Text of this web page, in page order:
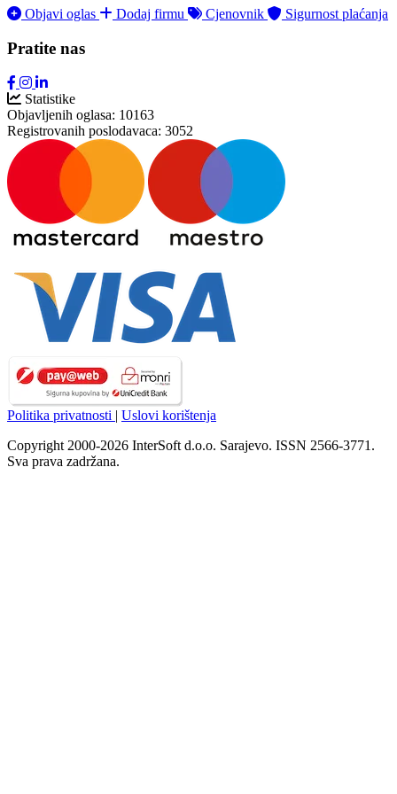
Objavi oglas Dodaj firmu Cjenovnik Sigurnost plaćanja
Pratite nas
Statistike
Objavljenih oglasa: 10163
Registrovanih poslodavaca: 3052
Politika privatnosti | Uslovi korištenja
Copyright 2000-2026 InterSoft d.o.o. Sarajevo. ISSN 2566-3771.
Sva prava zadržana.